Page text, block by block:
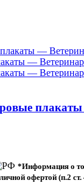
*Информация о
офертой (п.2